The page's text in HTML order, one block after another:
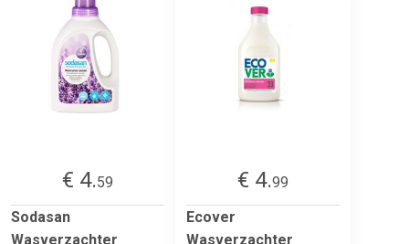
€ 4.59
Sodasan
Wasverzachter
€ 4.99
Ecover
Wasverzachter